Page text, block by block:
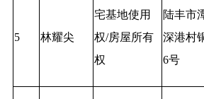
5 林耀尖
宅基地使用
权/房屋所有
权
陆丰市
深港村
6号